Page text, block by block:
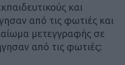
και
από τις φωτιές και
μετεγγραφής σε
από τις φωτιές: